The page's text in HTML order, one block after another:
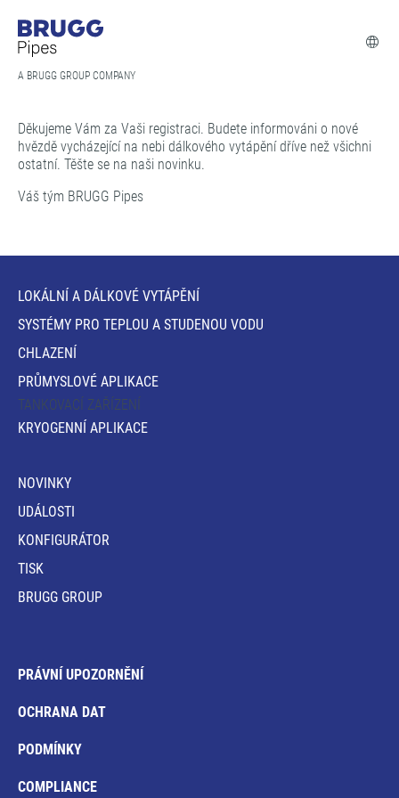
A BRUGG GROUP COMPANY
Děkujeme Vám za Vaši registraci. Budete informováni o nové
hvězdě vycházející na nebi dálkového vytápění dříve než všichni
ostatní. Těšte se na naši novinku.
Váš tým BRUGG Pipes
LOKÁLNÍ A DÁLKOVÉ VYTÁPĚNÍ
SYSTÉMY PRO TEPLOU A STUDENOU VODU
CHLAZENÍ
PRŮMYSLOVÉ APLIKACE
TANKOVACÍ ZAŘÍZENÍ
KRYOGENNÍ APLIKACE
NOVINKY
UDÁLOSTI
KONFIGURÁTOR
TISK
BRUGG GROUP
PRÁVNÍ UPOZORNĚNÍ
OCHRANA DAT
PODMÍNKY
COMPLIANCE